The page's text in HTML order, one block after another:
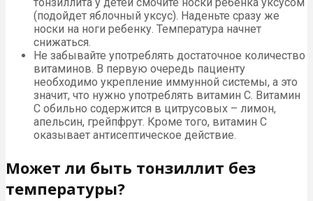
(подойдет яблочный уксус). Наденьте сразу же
носки на ноги ребенку. Температура начнет
снижаться.
Не забывайте употреблять достаточное количество
витаминов. В первую очередь пациенту
необходимо укрепление иммунной системы, а это
значит, что нужно употреблять витамин С. Витамин
С обильно содержится в цитрусовых – лимон,
апельсин, грейпфрут. Кроме того, витамин С
оказывает антисептическое действие.
Может ли быть тонзиллит без
температуры?